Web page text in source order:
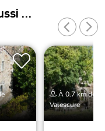
…
À 0.7 km de
Valescure